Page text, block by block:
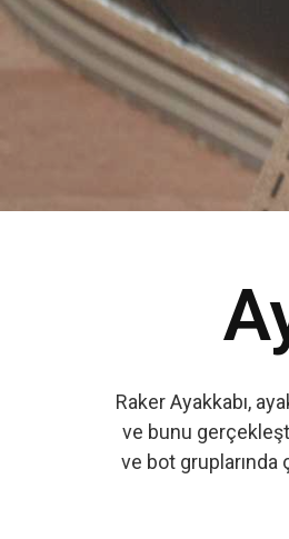
Raker Ayakkabı,
ve bunu
ve bot gruplarında